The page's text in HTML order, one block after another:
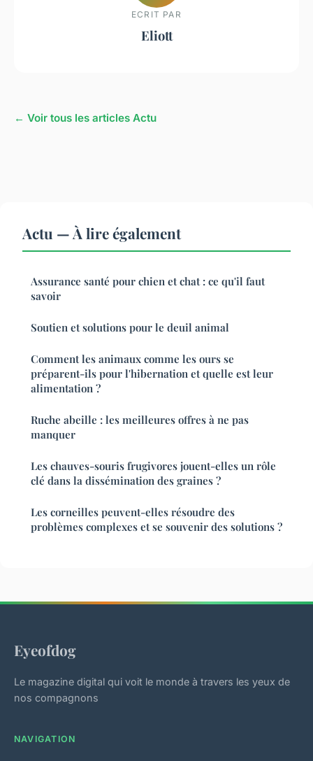
ECRIT PAR
Eliott
← Voir tous les articles Actu
Actu — À lire également
Assurance santé pour chien et chat : ce qu'il faut
savoir
Soutien et solutions pour le deuil animal
Comment les animaux comme les ours se
préparent-ils pour l'hibernation et quelle est leur
alimentation ?
Ruche abeille : les meilleures offres à ne pas
manquer
Les chauves-souris frugivores jouent-elles un rôle
clé dans la dissémination des graines ?
Les corneilles peuvent-elles résoudre des
problèmes complexes et se souvenir des solutions ?
Eyeofdog
Le magazine digital qui voit le monde à travers les yeux de
nos compagnons
NAVIGATION